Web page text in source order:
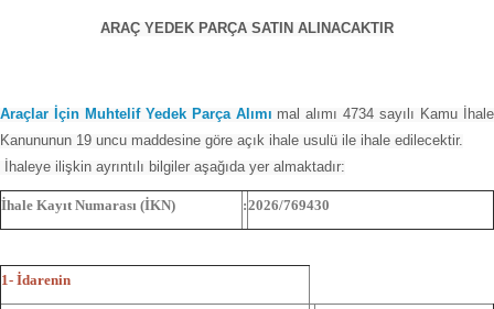
ARAÇ YEDEK PARÇA SATIN ALINACAKTIR
Araçlar İçin Muhtelif Yedek Parça Alımı mal alımı 4734 sayılı Kamu İhale
Kanununun 19 uncu maddesine göre açık ihale usulü ile ihale edilecektir.
İhaleye ilişkin ayrıntılı bilgiler aşağıda yer almaktadır:
İhale Kayıt Numarası (İKN) :2026/769430
1- İdarenin